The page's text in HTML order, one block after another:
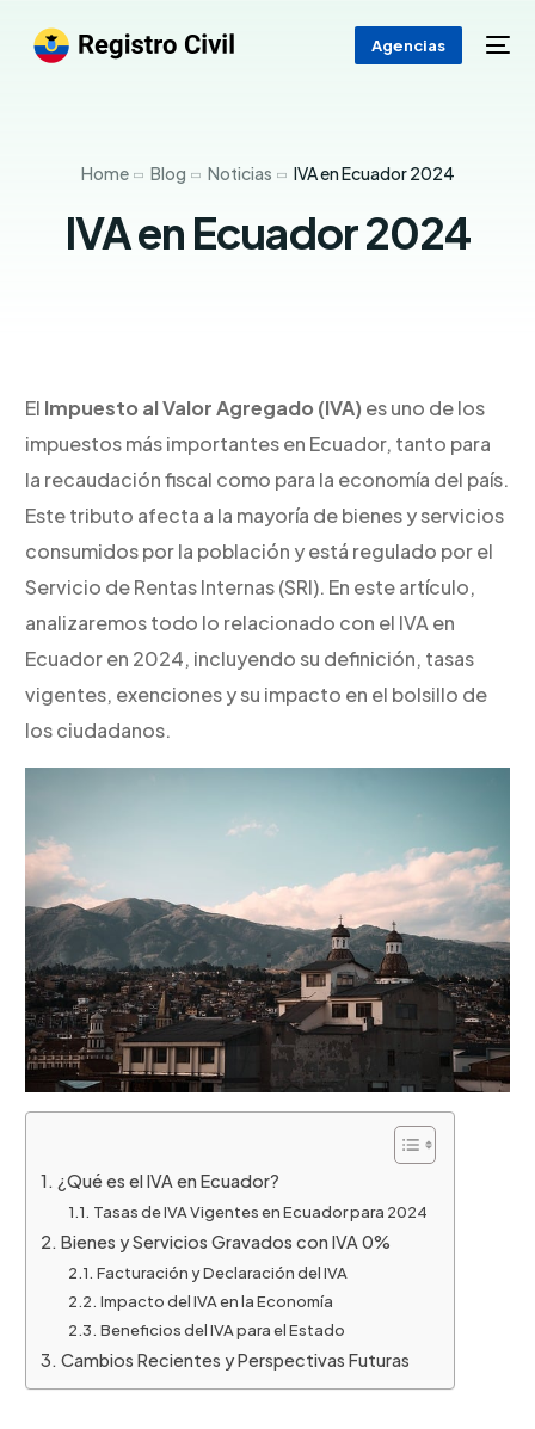
Agencias
Home Blog Noticias IVA en Ecuador 2024
IVA en Ecuador 2024
El Impuesto al Valor Agregado (IVA) es uno de los
impuestos más importantes en Ecuador, tanto para
la recaudación fiscal como para la economía del país.
Este tributo afecta a la mayoría de bienes y servicios
consumidos por la población y está regulado por el
Servicio de Rentas Internas (SRI). En este artículo,
analizaremos todo lo relacionado con el IVA en
Ecuador en 2024, incluyendo su definición, tasas
vigentes, exenciones y su impacto en el bolsillo de
los ciudadanos.
¿Qué es el IVA en Ecuador?
Tasas de IVA Vigentes en Ecuador para 2024
Bienes y Servicios Gravados con IVA 0%
Facturación y Declaración del IVA
Impacto del IVA en la Economía
Beneficios del IVA para el Estado
Cambios Recientes y Perspectivas Futuras